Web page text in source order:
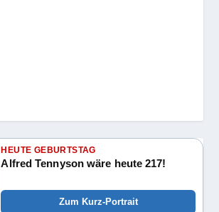
HEUTE GEBURTSTAG
Alfred Tennyson wäre heute 217!
Zum Kurz-Portrait